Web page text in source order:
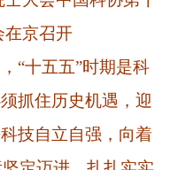
丁薛祥宣读